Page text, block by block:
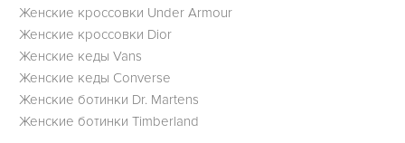
Женские кроссовки Under Armour
Женские кроссовки Dior
Женские кеды Vans
Женские кеды Converse
Женские ботинки Dr. Martens
Женские ботинки Timberland